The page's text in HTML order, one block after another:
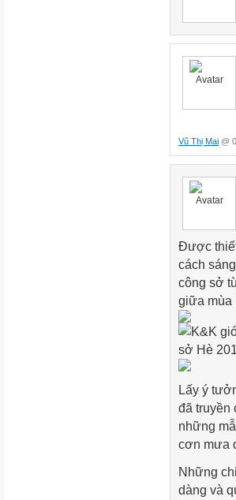
Vũ Thị Mai @
Được
cách
công sở
giữa mùa
Lấy ý
đã truyền
những
cơn mưa
Những
dàng và